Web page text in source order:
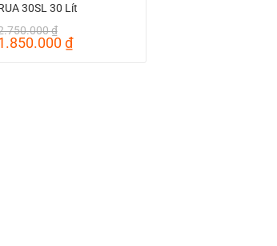
30SL 30 Lít
₫
₫Giá